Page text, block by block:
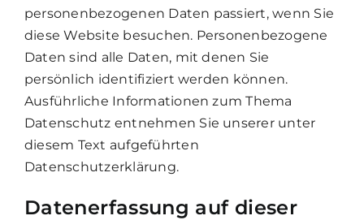
Kontakt
personenbezogenen Daten passiert, wenn Sie
diese Website besuchen. Personenbezogene
Daten sind alle Daten, mit denen Sie
persönlich identifiziert werden können.
Ausführliche Informationen zum Thema
Datenschutz entnehmen Sie unserer unter
diesem Text aufgeführten
Datenschutzerklärung.
Datenerfassung auf dieser